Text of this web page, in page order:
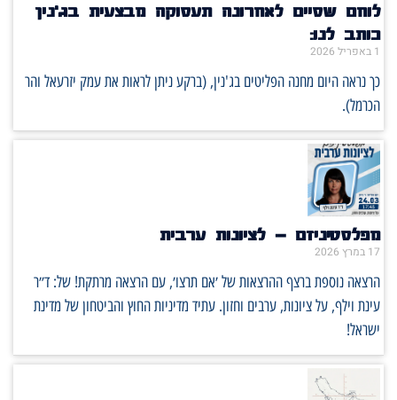
לוחם שסיים לאחרונה תעסוקה מבצעית בג'נין
כותב לנו:
1 באפריל 2026
כך נראה היום מחנה הפליטים בג'נין, (ברקע ניתן לראות את עמק יזרעאל והר
הכרמל).
מפלסטיניזם – לציונות ערבית
17 במרץ 2026
הרצאה נוספת ברצף ההרצאות של ׳אם תרצו׳, עם הרצאה מרתקת! של: ד״ר
עינת וילף, על ציונות, ערבים וחזון. עתיד מדיניות החוץ והביטחון של מדינת
ישראל!